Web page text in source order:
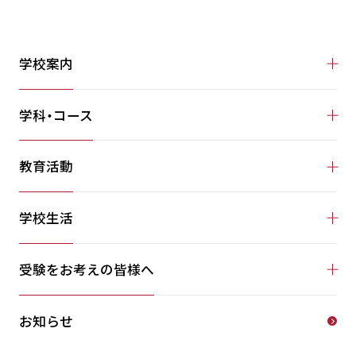
学校案内
学科・コース
教育活動
学校生活
受験をお考えの皆様へ
お知らせ